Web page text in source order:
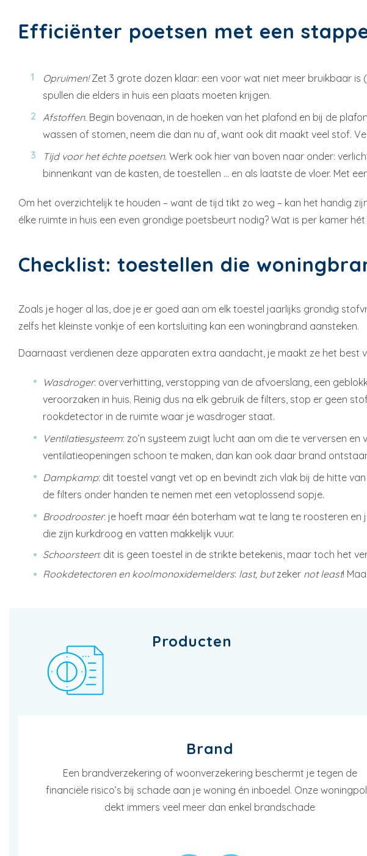
Efficiënter poetsen met een
Opruimen!Zet 3 grote dozen klaar: een voor wat niet meer bruikbaar
spullen die elders in huis een plaats moeten krijgen.
Afstoffen. Begin bovenaan, in de hoeken van het plafond en bij de
wassen of stomen, neem die dan nu af, want ook dit maakt veel stof.
Tijd voor het échte poetsen. Werk ook hier van boven naar onder:
binnenkant van de kasten, de toestellen … en als laatste de vloer. Met
Om het overzichtelijk te houden – want de tijd tikt zo weg – kan het handig
élke ruimte in huis een even grondige poetsbeurt nodig? Wat is per kamer
Checklist: toestellen die
Zoals je hoger al las, doe je er goed aan om elk toestel jaarlijks grondig
zelfs het kleinste vonkje of een kortsluiting kan een woningbrand aansteken.
Daarnaast verdienen deze apparaten extra aandacht, je maakt ze het best
Wasdroger: oververhitting, verstopping van de afvoerslang, een
veroorzaken in huis. Reinig dus na elk gebruik de filters, stop er geen
rookdetector in de ruimte waar je wasdroger staat.
Ventilatiesysteem: zo’n systeem zuigt lucht aan om die te verversen
ventilatieopeningen schoon te maken, dan kan ook daar brand
Dampkamp: dit toestel vangt vet op en bevindt zich vlak bij de hitte
de filters onder handen te nemen met een vetoplossend sopje.
Broodrooster: je hoeft maar één boterham wat te lang te roosteren en
die zijn kurkdroog en vatten makkelijk vuur.
Schoorsteen: dit is geen toestel in de strikte betekenis, maar toch het
Rookdetectoren en koolmonoxidemelders: last, butzeker not least!
Producten
Brand
Een brandverzekering of woonverzekering beschermt je tegen de
financiële risico’s bij schade aan je woning én inboedel. Onze
dekt immers veel meer dan enkel brandschade